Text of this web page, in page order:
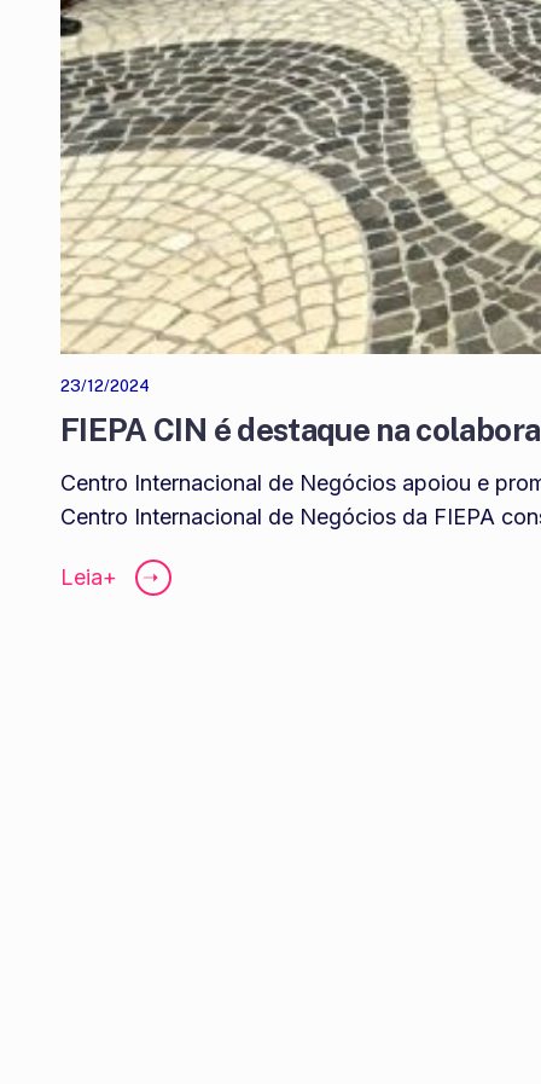
23/12/2024
FIEPA CIN é destaque na
Centro Internacional de Negócios apoiou e
Centro Internacional de Negócios da FIEPA
Leia+ ➝